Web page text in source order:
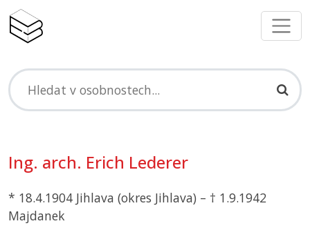
Ing. arch. Erich Lederer
* 18.4.1904 Jihlava (okres Jihlava) – † 1.9.1942
Majdanek